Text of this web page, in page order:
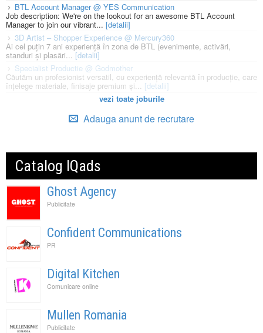
BTL Account Manager @ YES Communication
Job description: We're on the lookout for an awesome BTL Account
Manager to join our vibrant... [detalii]
3D Artist – Shopper Experience @ Mercury360
Ai cel puțin 7 ani experiență în zona de BTL (evenimente, activări,
standuri și plasări...[detalii]
Specialist Productie @ Godmother
Căutăm un profesionist versatil, cu experiență relevantă în producție, care
înțelege materiale, finisaje premium și... [detalii]
vezi toate joburile
Adauga anunt de recrutare
Catalog IQads
Ghost Agency
Publicitate
Confident Communications
PR
Digital Kitchen
Comunicare online
Mullen Romania
Publicitate